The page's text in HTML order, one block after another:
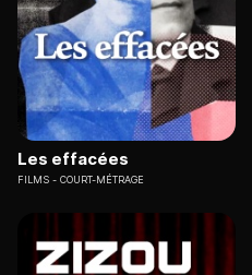
Les effacées
FILMS COURT-MÉTRAGE